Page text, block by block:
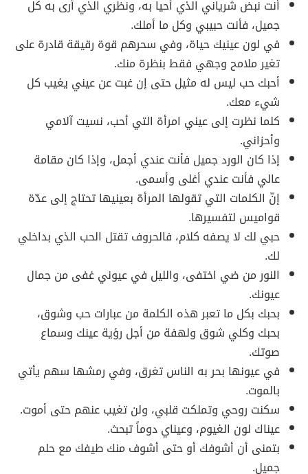
أنت نبض شرياني الذي أحيا به، ونظري الذي أرى به كل
جميل، فأنت حبيبي وكل ما أملك.
في لون عينيك حياة، وفي سحرهم قوة رقيقة قادرة على
تغير ملامح وجهي فقط بنظرة منك.
أحبك حب ليس له مثيل حتى إن غبت عن عيني يغيب كل
شيء معك.
كلما نظرت إلى عيني امرأة التي أحب، نسيت آلامي
وأحزاني.
إذا كان الورد جميل فأنت عندي أجمل، وإذا كان مقامة
عالي فأنت عندي أغلى وأسمى.
إنّ الكلمات التي تقولها المرأة بعينيها تحتاج إلى عدّة
قواميس لتفسيرها.
حبي لك لا يصفه كلام، فالحروف تقتل الحب الذي بداخلي
لك.
النور من ضي اختفى، والليل في عيوني غفى من جمال
عيونك.
بحبك بكل ما تعبر هذه الكلمة من عبارات حب وشوق،
بحبك وكلي شوق ولهفة من أجل رؤية عينك وسماع
صوتك.
في عيونها بحر به الناس تغرق، وفي رمشها سهم يأتي
بالموت.
سكنت روحي وتملكت قلبي، ولن تغيب عنهم حتى أموت.
عيناك لون الغيوم، وعيناي دوماً تبحث.
بتمنى أن أشوفك أو حتى أشوف منك طيفك مع حلم
جميل.